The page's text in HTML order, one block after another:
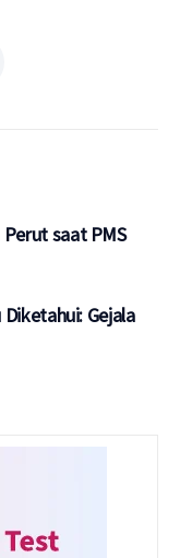
saat PMS
Gejala